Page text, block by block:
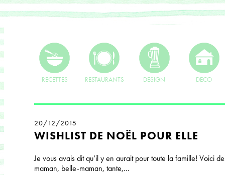
RECETTES RESTAURANTS DESIGN DECO
20/12/2015
WISHLIST DE NOËL POUR ELLE
Je vous avais dit qu’il y en aurait pour toute la famille! Voici
maman, belle-maman, tante,…